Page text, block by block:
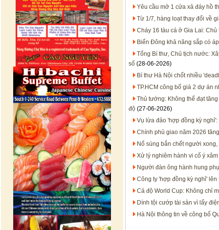
Yêu cầu mở 1 cửa xả đáy hồ
Từ 1/7, hàng loạt thay đổi về
Cháy 16 tàu cá ở Gia Lai:
Biển Đông khả năng sắp có
Tổng Bí thư, Chủ tịch nước:
số (28-06-2026)
Bí thư Hà Nội chốt nhiều
TP.HCM công bố giá 2 dự án
Thủ tướng: Không thể đạt
độ (27-06-2026)
Vụ lừa đảo 'hợp đồng kỳ
Chính phủ giao năm 2026
Nổ súng bắn chết người
Xử lý nghiêm hành vi cố ý
Người đàn ông hành hung
Công ty 'hợp đồng kỳ nghỉ'
Cá độ World Cup: Không chỉ
Dính tội cướp tài sản vì lấy
Hà Nội thông tin về công bố